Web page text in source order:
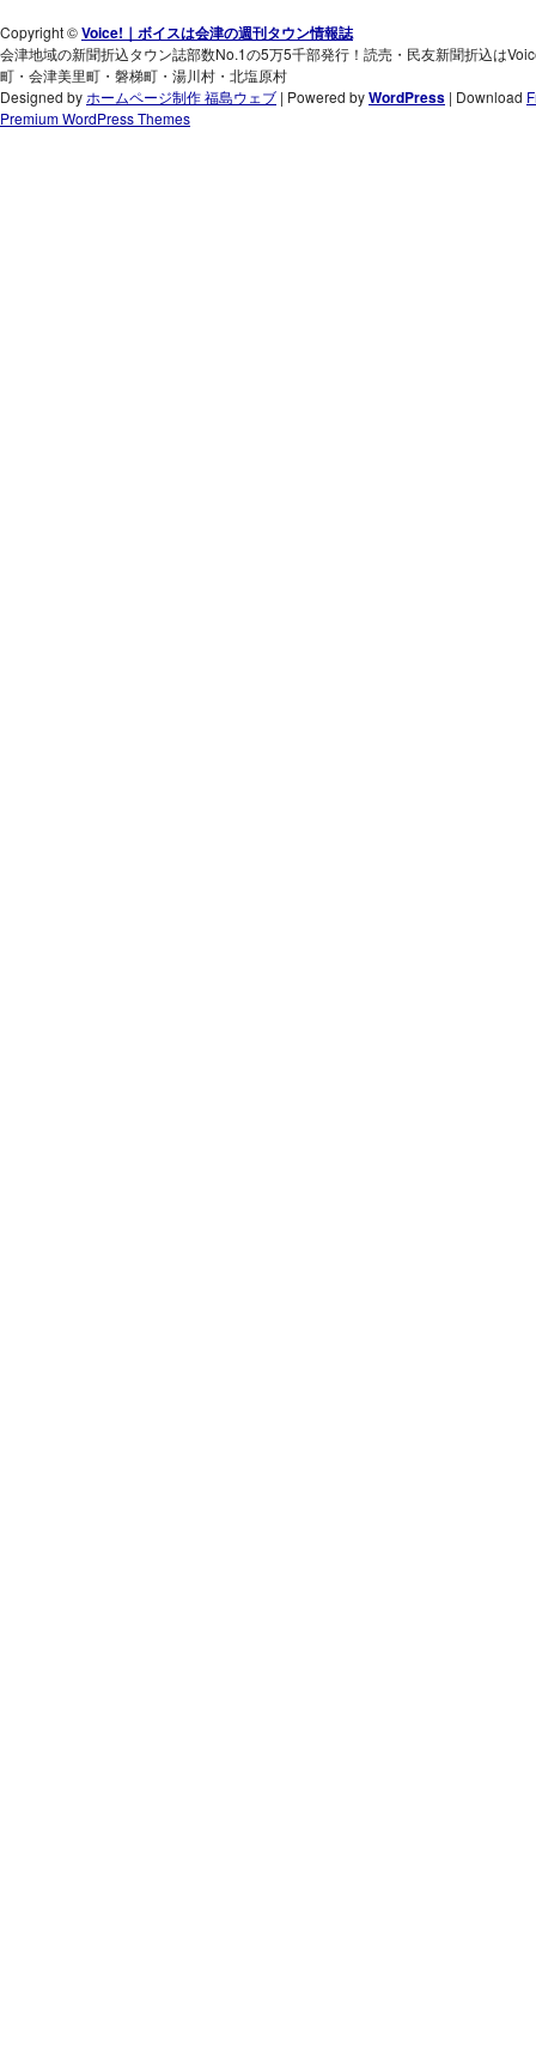
Copyright ©Voice!｜ボイスは会津の週刊タウン情報誌
会津地域の新聞折込タウン誌部数No.1の5万5千部発行！読売・民友新聞折込は
町・会津美里町・磐梯町・湯川村・北塩原村
Designed by ホームページ制作 福島ウェブ | Powered byWordPress | Download
Premium WordPress Themes